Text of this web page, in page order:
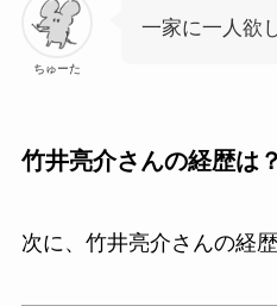
ちゅーた
一家に一人欲
竹井亮介さんの経歴は？
次に、竹井亮介さんの経